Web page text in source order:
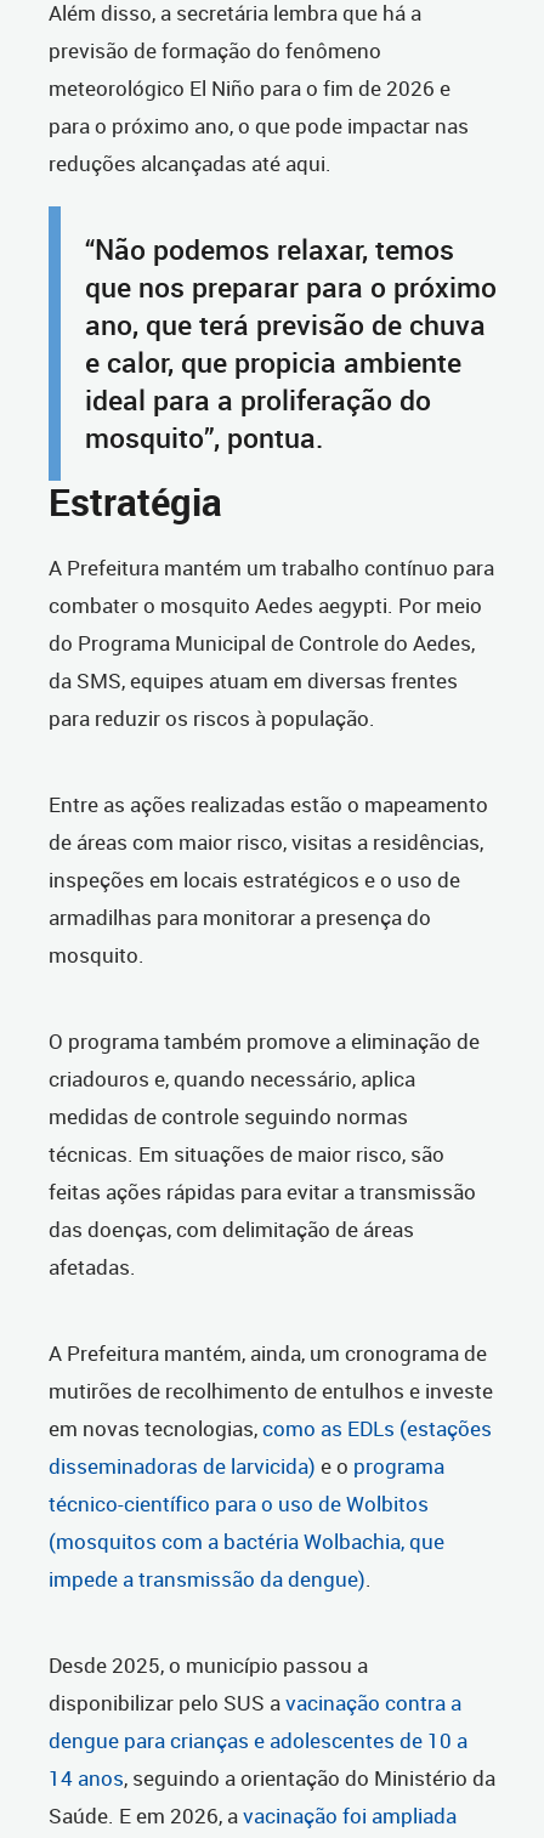
Além disso, a secretária lembra que há a
previsão de formação do fenômeno
meteorológico El Niño para o fim de 2026 e
para o próximo ano, o que pode impactar nas
reduções alcançadas até aqui.
“Não podemos relaxar, temos
que nos preparar para o próximo
ano, que terá previsão de chuva
e calor, que propicia ambiente
ideal para a proliferação do
mosquito”, pontua.
Estratégia
A Prefeitura mantém um trabalho contínuo para
combater o mosquito Aedes aegypti. Por meio
do Programa Municipal de Controle do Aedes,
da SMS, equipes atuam em diversas frentes
para reduzir os riscos à população.
Entre as ações realizadas estão o mapeamento
de áreas com maior risco, visitas a residências,
inspeções em locais estratégicos e o uso de
armadilhas para monitorar a presença do
mosquito.
O programa também promove a eliminação de
criadouros e, quando necessário, aplica
medidas de controle seguindo normas
técnicas. Em situações de maior risco, são
feitas ações rápidas para evitar a transmissão
das doenças, com delimitação de áreas
afetadas.
A Prefeitura mantém, ainda, um cronograma de
mutirões de recolhimento de entulhos e investe
em novas tecnologias,como as EDLs (estações
disseminadoras de larvicida) e o programa
técnico-científico para o uso de Wolbitos
(mosquitos com a bactéria Wolbachia, que
impede a transmissão da dengue).
Desde 2025, o município passou a
disponibilizar pelo SUS avacinação contra a
dengue para crianças e adolescentes de 10 a
14 anos, seguindo a orientação do Ministério da
Saúde. E em 2026, avacinação foi ampliada